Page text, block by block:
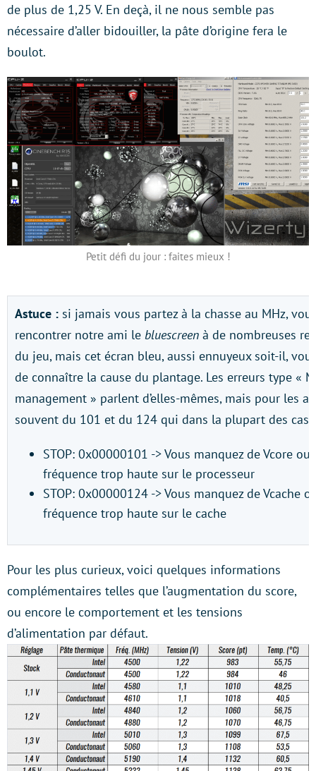
de plus de 1,25 V. En deçà, il ne nous semble pas
nécessaire d’aller bidouiller, la pâte d’origine fera le
boulot.
Petit défi du jour : faites mieux !
Astuce : si jamais vous partez à la chasse au MHz,
rencontrer notre ami le bluescreen à de nombreuses
du jeu, mais cet écran bleu, aussi ennuyeux soit-il,
de connaître la cause du plantage. Les erreurs type «
management » parlent d’elles-mêmes, mais pour les
souvent du 101 et du 124 qui dans la plupart des cas
STOP: 0x00000101 -> Vous manquez de Vcore
fréquence trop haute sur le processeur
STOP: 0x00000124 -> Vous manquez de Vcache
fréquence trop haute sur le cache
Pour les plus curieux, voici quelques informations
complémentaires telles que l’augmentation du score,
ou encore le comportement et les tensions
d’alimentation par défaut.